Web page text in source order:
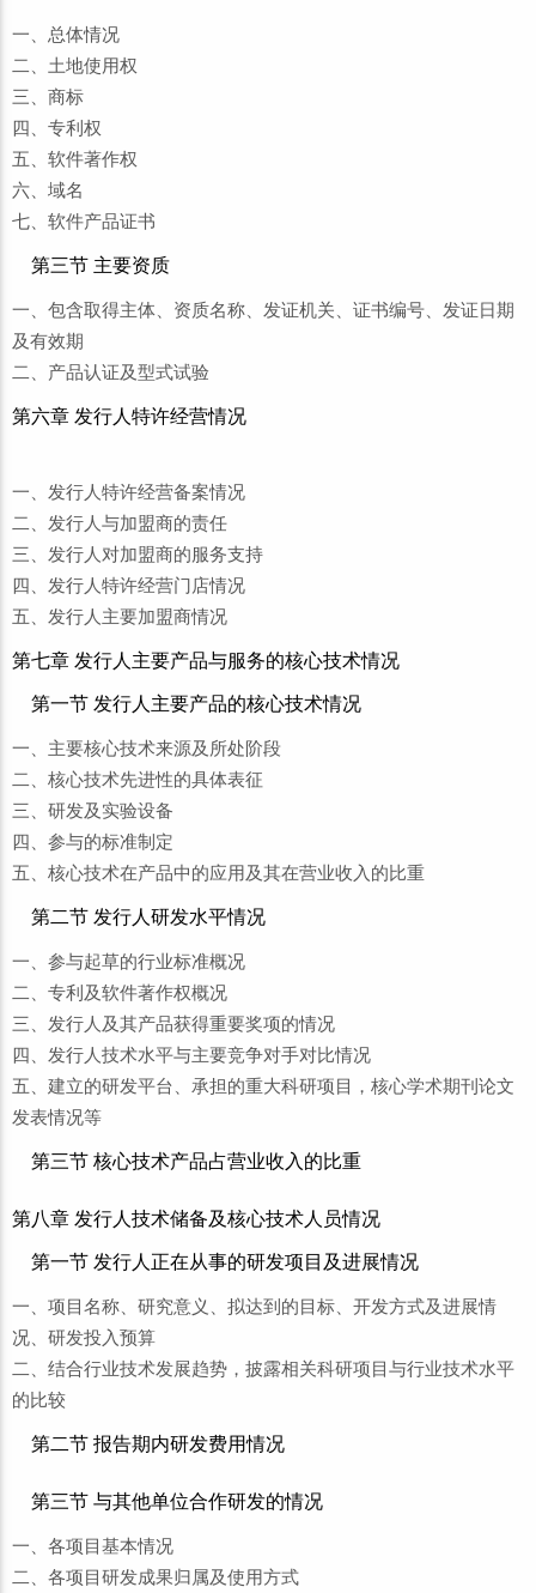
一、总体情况
二、土地使用权
三、商标
四、专利权
五、软件著作权
六、域名
七、软件产品证书
第三节 主要资质
一、包含取得主体、资质名称、发证机关、证书编号、发证日期
及有效期
二、产品认证及型式试验
第六章 发行人特许经营情况
一、发行人特许经营备案情况
二、发行人与加盟商的责任
三、发行人对加盟商的服务支持
四、发行人特许经营门店情况
五、发行人主要加盟商情况
第七章 发行人主要产品与服务的核心技术情况
第一节 发行人主要产品的核心技术情况
一、主要核心技术来源及所处阶段
二、核心技术先进性的具体表征
三、研发及实验设备
四、参与的标准制定
五、核心技术在产品中的应用及其在营业收入的比重
第二节 发行人研发水平情况
一、参与起草的行业标准概况
二、专利及软件著作权概况
三、发行人及其产品获得重要奖项的情况
四、发行人技术水平与主要竞争对手对比情况
五、建立的研发平台、承担的重大科研项目，核心学术期刊论文
发表情况等
第三节 核心技术产品占营业收入的比重
第八章 发行人技术储备及核心技术人员情况
第一节 发行人正在从事的研发项目及进展情况
一、项目名称、研究意义、拟达到的目标、开发方式及进展情
况、研发投入预算
二、结合行业技术发展趋势，披露相关科研项目与行业技术水平
的比较
第二节 报告期内研发费用情况
第三节 与其他单位合作研发的情况
一、各项目基本情况
二、各项目研发成果归属及使用方式